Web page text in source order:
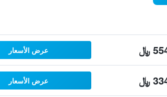
﷼ عرض الأسعار
﷼ عرض الأسعار